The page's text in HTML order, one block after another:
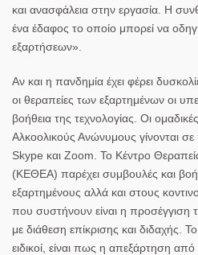
και ανασφάλεια στην εργασία. Η
ένα έδαφος το οποίο μπορεί να
εξαρτήσεων».
Αν και η πανδημία έχει φέρει
οι θεραπείες των εξαρτημένων οι
βοήθεια της τεχνολογίας. Οι
Αλκοολικούς Ανώνυμους γίνονται
Skype και Zoom. Το Κέντρο
(ΚΕΘΕΑ) παρέχει συμβουλές και
εξαρτημένους αλλά και στους
που συστήνουν είναι η προσέγγιση
με διάθεση επίκρισης και διδαχής.
ειδικοί, είναι πως η απεξάρτηση